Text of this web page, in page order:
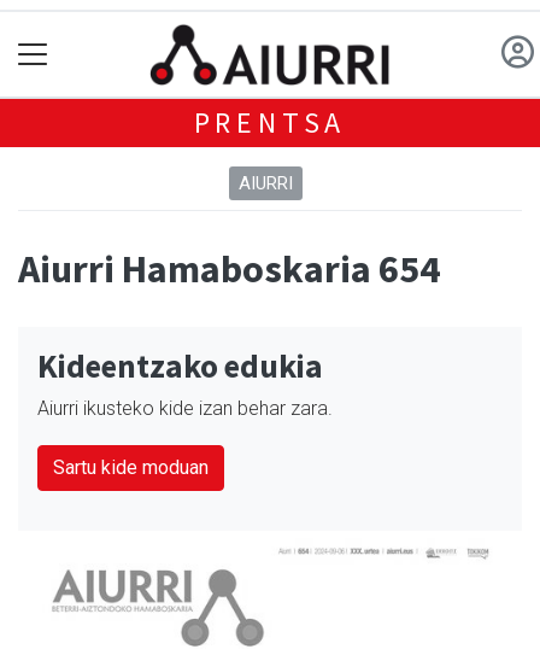
PRENTSA
AIURRI
Aiurri Hamaboskaria 654
Kideentzako edukia
Aiurri ikusteko kide izan behar zara.
Sartu kide moduan